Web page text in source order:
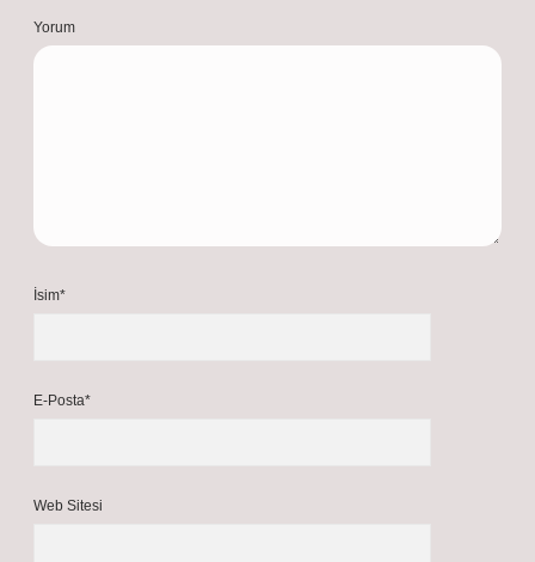
Yorum
İsim*
E-Posta*
Web Sitesi